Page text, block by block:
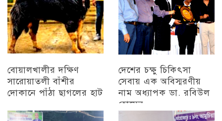
বোয়ালখালীর দক্ষিণ
সারোয়াতলী বাঁশীর
দোকানে পাঁঠা ছাগলের হাট
দেশের চক্ষু চিকিৎসা
সেবায় এক অবিস্মরণীয়
নাম অধ্যাপক ডা. রবিউল
হোসেন